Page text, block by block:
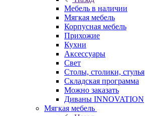
Мебель в наличии
Мягкая мебель
Корпусная мебель
Прихожие
Кухни
Аксессуары
Свет
Столы, столики, стулья
Складская программа
Можно заказать
Диваны INNOVATION
Мягкая мебель